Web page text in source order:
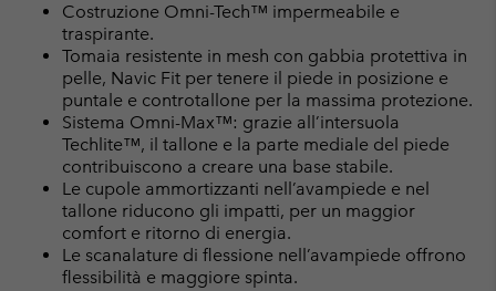
Costruzione Omni-Tech™ impermeabile e
traspirante.
Tomaia resistente in mesh con gabbia protettiva in
pelle, Navic Fit per tenere il piede in posizione e
puntale e controtallone per la massima protezione.
Sistema Omni-Max™: grazie all’intersuola
Techlite™, il tallone e la parte mediale del piede
contribuiscono a creare una base stabile.
Le cupole ammortizzanti nell’avampiede e nel
tallone riducono gli impatti, per un maggior
comfort e ritorno di energia.
Le scanalature di flessione nell’avampiede offrono
flessibilità e maggiore spinta.